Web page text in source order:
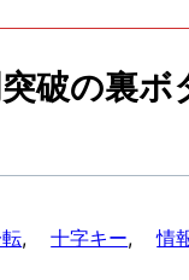
突破の裏
, 十字キー, 情